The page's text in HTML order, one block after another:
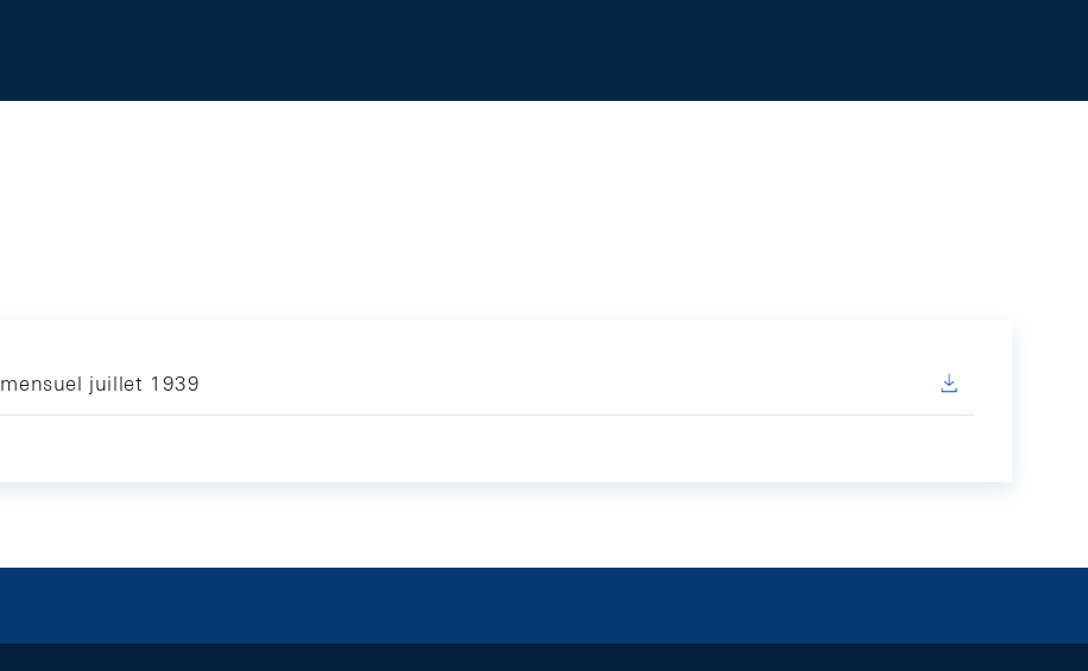
juillet 1939